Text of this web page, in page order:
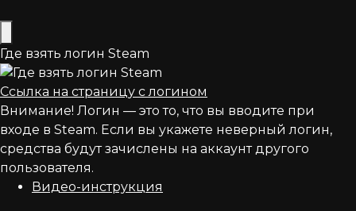
Где взять логин Steam
Ссылка на страницу с логином
Внимание! Логин — это то, что вы вводите при
входе в Steam. Если вы укажете неверный логин,
средства будут зачислены на аккаунт другого
пользователя.
Видео-инструкция